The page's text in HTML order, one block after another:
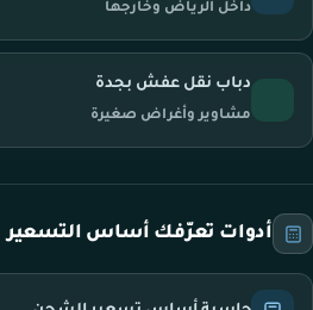
داخل الرياض وخارجها
دباب نقل عفش بجدة
مشاوير وأغراض صغيرة
أدوات تعرّفك أساس التسعير